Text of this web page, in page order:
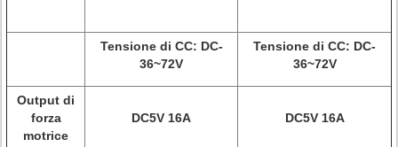
Tensione di CC: DC-
36~72V
Tensione di CC: DC-
36~72V
Output di
forza
motrice
DC5V 16A DC5V 16A